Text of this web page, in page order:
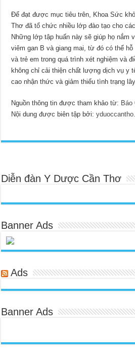
Để đạt được mục tiêu trên, Khoa Sức
Thơ đã tổ chức nhiều lớp đào tạo cho
Những lớp tập huấn này sẽ giúp họ nắm
viêm gan B và giang mai, từ đó có thể
và trẻ em trong quá trình xét nghiệm và
không chỉ cải thiện chất lượng dịch vụ y
cao nhận thức và giảm thiểu tình trạng
Nguồn thông tin được tham khảo từ: Báo
Nội dung được biên tập bởi:
Diễn đàn Y Dược Cần Thơ
Banner Ads
Ads
Banner Ads